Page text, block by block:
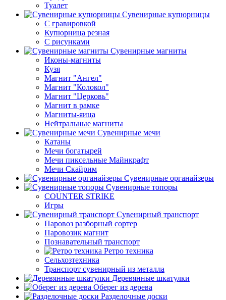
Туалет
Сувенирные купюрницы
C гравировкой
Купюрница резная
С рисунками
Сувенирные магниты
Иконы-магниты
Кузя
Магнит "Ангел"
Магнит "Колокол"
Магнит "Церковь"
Магнит в рамке
Магниты-яица
Нейтральные магниты
Сувенирные мечи
Катаны
Мечи богатырей
Мечи пиксельные Майнкрафт
Мечи Скайрим
Сувенирные органайзеры
Сувенирные топоры
COUNTER STRIKE
Игры
Сувенирный транспорт
Паровоз разборный сортер
Паровозик магнит
Познавательный транспорт
Ретро техника
Сельхозтехника
Транспорт сувенирный из металла
Деревянные шкатулки
Оберег из дерева
Разделочные доски